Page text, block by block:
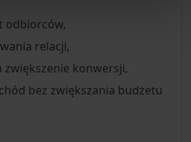
odbiorców,
relacji,
zwiększenie konwersji,
bez zwiększania budżetu